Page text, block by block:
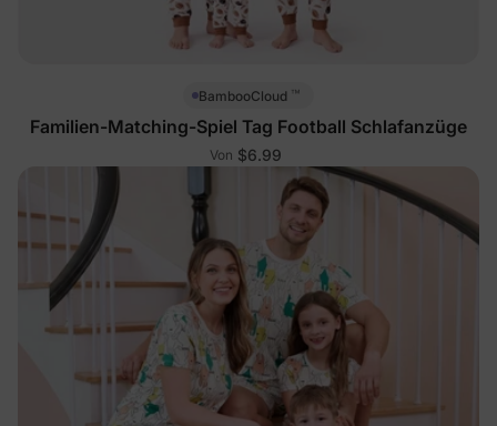
BambooCloud ™
Familien-Matching-Spiel Tag Football Schlafanzüge
Von $6.99